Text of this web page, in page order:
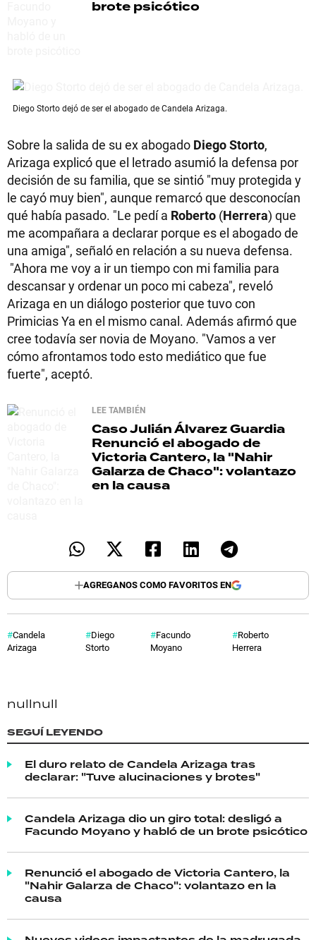
brote psicótico
Diego Storto dejó de ser el abogado de Candela Arizaga.
Sobre la salida de su ex abogado Diego Storto,
Arizaga explicó que el letrado asumió la defensa por
decisión de su familia, que se sintió "muy protegida y
le cayó muy bien", aunque remarcó que desconocían
qué había pasado. "Le pedí a Roberto (Herrera) que
me acompañara a declarar porque es el abogado de
una amiga", señaló en relación a su nueva defensa.
"Ahora me voy a ir un tiempo con mi familia para
descansar y ordenar un poco mi cabeza", reveló
Arizaga en un diálogo posterior que tuvo con
Primicias Ya en el mismo canal. Además afirmó que
cree todavía ser novia de Moyano. "Vamos a ver
cómo afrontamos todo esto mediático que fue
fuerte", aceptó.
LEE TAMBIÉN
Caso Julián Álvarez Guardia
Renunció el abogado de
Victoria Cantero, la "Nahir
Galarza de Chaco": volantazo
en la causa
AGREGANOS COMO FAVORITOS EN
Candela
Arizaga
Diego
Storto
Facundo
Moyano
Roberto
Herrera
nullnull
SEGUÍ LEYENDO
El duro relato de Candela Arizaga tras
declarar: "Tuve alucinaciones y brotes"
Candela Arizaga dio un giro total: desligó a
Facundo Moyano y habló de un brote psicótico
Renunció el abogado de Victoria Cantero, la
"Nahir Galarza de Chaco": volantazo en la
causa